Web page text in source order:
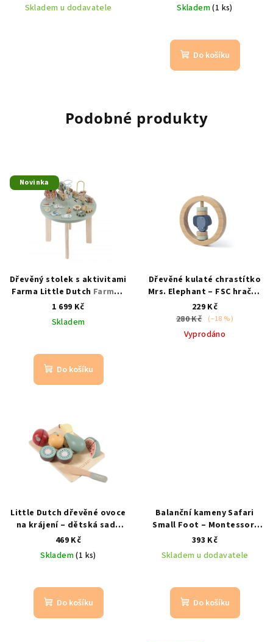
Skladem u dodavatele
Skladem(1 ks)
Do košíku
Podobné produkty
Novinka
Dřevěný stolek s aktivitami
Farma Little Dutch Farma /
od 12 měsíců / motorika
1 699 Kč
Skladem
Do košíku
Dřevěné kulaté chrastítko
Mrs. Elephant – FSC hračka
pro miminkaod 6 měsíců /
slon
229 Kč
280 Kč (–18 %)
Vyprodáno
Little Dutch dřevěné ovoce
na krájení – dětská sada
montessori hračka
469 Kč
Skladem(1 ks)
Do košíku
Balanční kameny Safari
Small Foot – Montessori
dřevěná hračka 18 ks
Montessori hračka |
balanční kostky
393 Kč
Skladem u dodavatele
Do košíku